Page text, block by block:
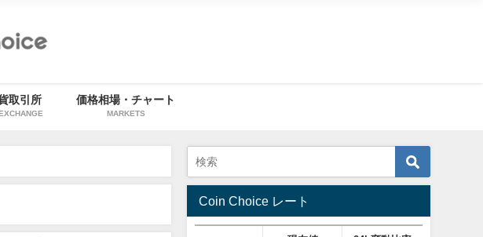
取引所 価格相場・チャート
MARKETS
Coin Choice レート